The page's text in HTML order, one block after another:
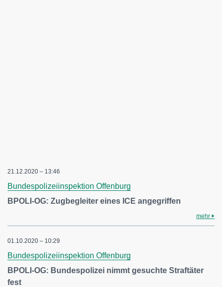
21.12.2020 – 13:46
Bundespolizeiinspektion Offenburg
BPOLI-OG: Zugbegleiter eines ICE angegriffen
mehr
01.10.2020 – 10:29
Bundespolizeiinspektion Offenburg
BPOLI-OG: Bundespolizei nimmt gesuchte Straftäter
fest